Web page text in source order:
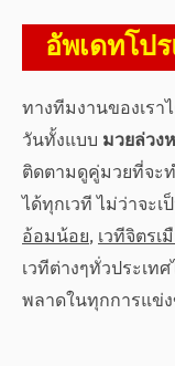
อัพเดทโป
ทางทีมงานของเร
วันทั้งแบบ มวยล่วง
ติดตามดูคู่มวยที่จะ
ได้ทุกเวที ไม่ว่าจะเ
อ้อมน้อย,เวทีจิตร
เวทีต่างๆทั่วประเ
พลาดในทุกการแข่